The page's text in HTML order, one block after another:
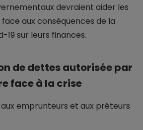
devraient aider les
aux conséquences de la
19 sur leurs finances.
de dettes autorisée par
face à la crise
emprunteurs et aux prêteurs